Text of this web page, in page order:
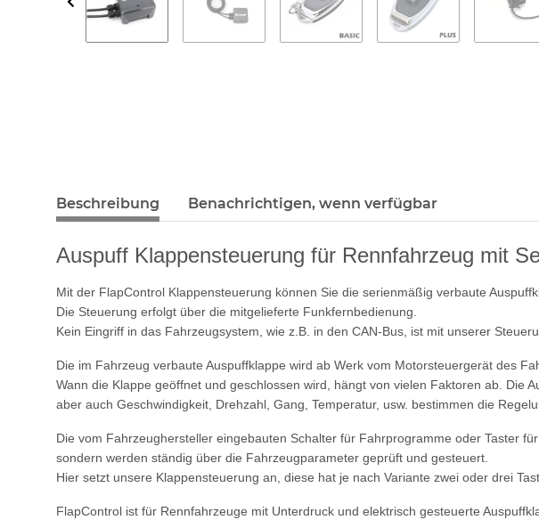
Beschreibung Benachrichtigen, wenn verfügbar
Auspuff Klappensteuerung für Rennfahrzeug mit
Mit der FlapControl Klappensteuerung können Sie die serienmäßig verbaute
Die Steuerung erfolgt über die mitgelieferte Funkfernbedienung.
Kein Eingriff in das Fahrzeugsystem, wie z.B. in den CAN-Bus, ist mit unserer
Die im Fahrzeug verbaute Auspuffklappe wird ab Werk vom Motorsteuergerät des
Wann die Klappe geöffnet und geschlossen wird, hängt von vielen Faktoren ab. Die
aber auch Geschwindigkeit, Drehzahl, Gang, Temperatur, usw. bestimmen die
Die vom Fahrzeughersteller eingebauten Schalter für Fahrprogramme oder Taster
sondern werden ständig über die Fahrzeugparameter geprüft und gesteuert.
Hier setzt unsere Klappensteuerung an, diese hat je nach Variante zwei oder drei
FlapControl ist für Rennfahrzeuge mit Unterdruck und elektrisch gesteuerte